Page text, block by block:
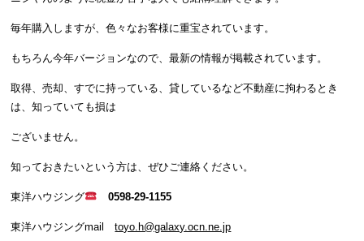
毎年購入しますが、色々なお客様に重宝されています。
もちろん今年バージョンなので、最新の情報が掲載されています。
取得、売却、すでに持っている、貸しているなど不動産に拘わるとき
は、知っていても損は
ございません。
知っておきたいという方は、ぜひご連絡ください。
東洋ハウジング 0598-29-1155
東洋ハウジングmailtoyo.h@galaxy.ocn.ne.jp